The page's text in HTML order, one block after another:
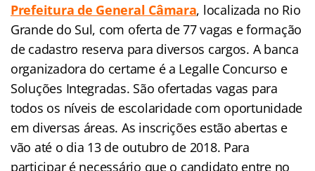
Prefeitura de General Câmara, localizada no Rio
Grande do Sul, com oferta de 77 vagas e formação
de cadastro reserva para diversos cargos. A banca
organizadora do certame é a Legalle Concurso e
Soluções Integradas. São ofertadas vagas para
todos os níveis de escolaridade com oportunidade
em diversas áreas. As inscrições estão abertas e
vão até o dia 13 de outubro de 2018. Para
participar é necessário que o candidato entre no